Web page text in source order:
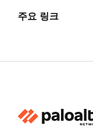
주요 링크